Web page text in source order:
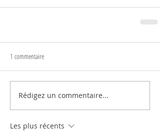
1 commentaire
Rédigez un commentaire...
Les plus récents